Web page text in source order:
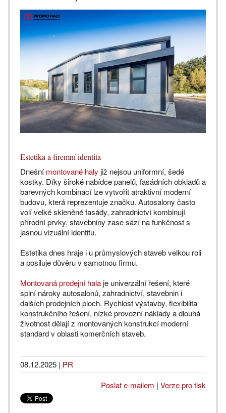
Estetika a firemní identita
Dnešnímontované haly již nejsou uniformní, šedé
kostky. Díky široké nabídce panelů, fasádních obkladů a
barevných kombinací lze vytvořit atraktivní moderní
budovu, která reprezentuje značku. Autosalony často
volí velké skleněné fasády, zahradnictví kombinují
přírodní prvky, stavebniny zase sází na funkčnost s
jasnou vizuální identitu.
Estetika dnes hraje i u průmyslových staveb velkou roli
a posiluje důvěru v samotnou firmu.
Montovaná prodejní hala je univerzální řešení, které
splní nároky autosalonů, zahradnictví, stavebnin i
dalších prodejních ploch. Rychlost výstavby, flexibilita
konstrukčního řešení, nízké provozní náklady a dlouhá
životnost dělají z montovaných konstrukcí moderní
standard v oblasti komerčních staveb.
08.12.2025 | PR
Poslat e-mailem | Verze pro tisk